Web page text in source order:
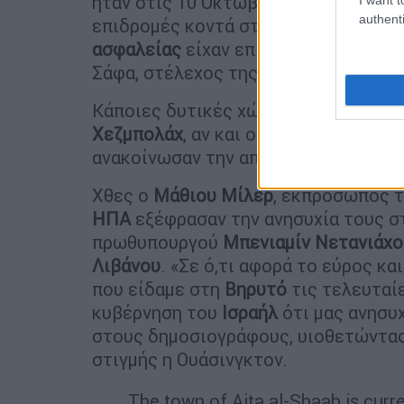
επιδρομές κοντά στο κέντρο της
ασφαλείας είχαν επισημάνει ότι
Σάφα, στέλεχος της
Χεζμπολάχ, ο
Κάποιες δυτικές χώρες πιέζουν για
Χεζμπολάχ, αν και οι
ανακοίνωσαν την αποστολή νέου
Χθες ο Μάθιου Μίλερ, εκπρόσωπος
ΗΠΑ εξέφρασαν την ανησυχία τους
πρωθυπουργού Μπενιαμίν
Λιβάνου. «Σε ό,τι αφορά το εύρος
που είδαμε στη Βηρυτό τις
κυβέρνηση του Ισραήλ ότι μας
στους δημοσιογράφους,
στιγμής η Ουάσινγκτον.